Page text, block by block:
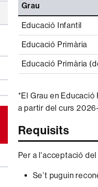
Grau
Educació Infantil
Educació Primària
Educació Primària
*El Grau en
a partir del curs
Requisits
Per a l'acceptació
Se’t puguin